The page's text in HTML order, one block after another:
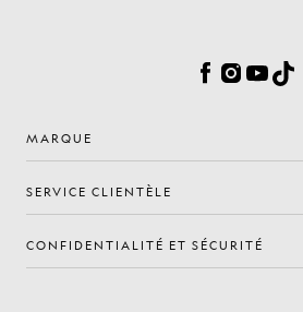
Facebook
Instagram
MARQUE
SERVICE CLIENTÈLE
CONFIDENTIALITÉ ET SÉCURITÉ